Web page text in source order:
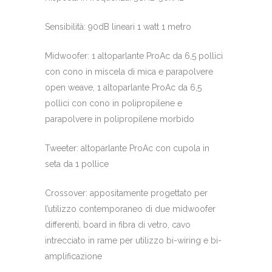
Sensibilità: 90dB lineari 1 watt 1 metro
Midwoofer: 1 altoparlante ProAc da 6,5 pollici
con cono in miscela di mica e parapolvere
open weave, 1 altoparlante ProAc da 6,5
pollici con cono in polipropilene e
parapolvere in polipropilene morbido
Tweeter: altoparlante ProAc con cupola in
seta da 1 pollice
Crossover: appositamente progettato per
l’utilizzo contemporaneo di due midwoofer
differenti, board in fibra di vetro, cavo
intrecciato in rame per utilizzo bi-wiring e bi-
amplificazione